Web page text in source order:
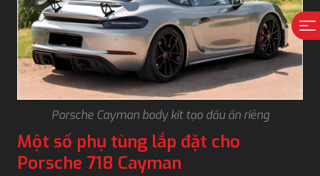
Porsche Cayman body kit tạo dấu ấn riêng
Một số phụ tùng lắp đặt cho
Porsche 718 Cayman